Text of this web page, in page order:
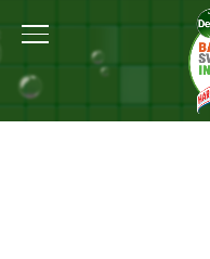
Home स्वच्छ हवा के लिए भारत